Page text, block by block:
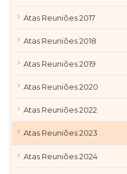
Atas Reuniões 2017
Atas Reuniões 2018
Atas Reuniões 2019
Atas Reuniões 2020
Atas Reuniões 2022
Atas Reuniões 2023
Atas Reuniões 2024